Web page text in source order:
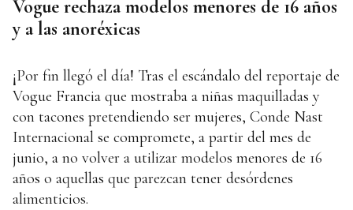
Vogue rechaza modelos menores de 16 años
y a las anoréxicas
¡Por fin llegó el día! Tras el escándalo del reportaje de
Vogue Francia que mostraba a niñas maquilladas y
con tacones pretendiendo ser mujeres, Conde Nast
Internacional se compromete, a partir del mes de
junio, a no volver a utilizar modelos menores de 16
años o aquellas que parezcan tener desórdenes
alimenticios.